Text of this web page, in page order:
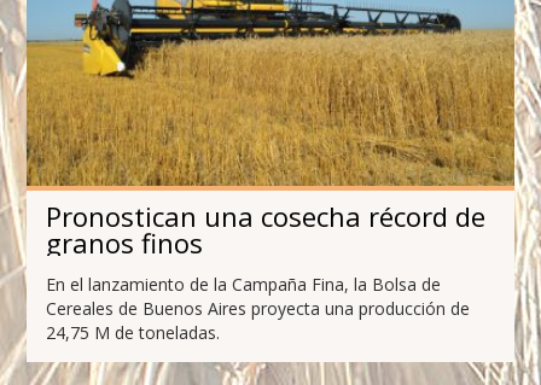
Pronostican una cosecha récord de
granos finos
En el lanzamiento de la Campaña Fina, la Bolsa de
Cereales de Buenos Aires proyecta una producción de
24,75 M de toneladas.